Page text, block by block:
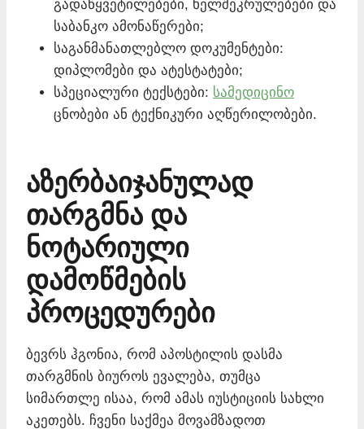
გადაწყვეტილებები, ხელშეკრულებები და
საბანკო ამონაწერები;
საგანმანათლებლო დოკუმენტები:
დიპლომები და ატესტატები;
სპეციალური ტექსტები: სამედიცინო
ცნობები ან ტექნიკური აღწერილობები.
აზერბაიჯანულად
თარგმნა და
ნოტარიული
დამოწმების
პროცედურები
ბევრს ჰგონია, რომ აპოსტილის დასმა
თარგმნის ბიუროს ევალება, თუმცა
სიმართლე ისაა, რომ ამას იუსტიციის სახლი
აკეთებს. ჩვენი საქმეა მოვამზადოთ